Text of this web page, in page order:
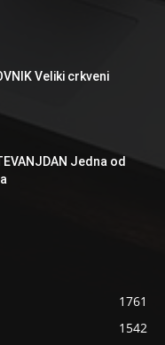
Veliki crkveni
Jedna od
1761
1542